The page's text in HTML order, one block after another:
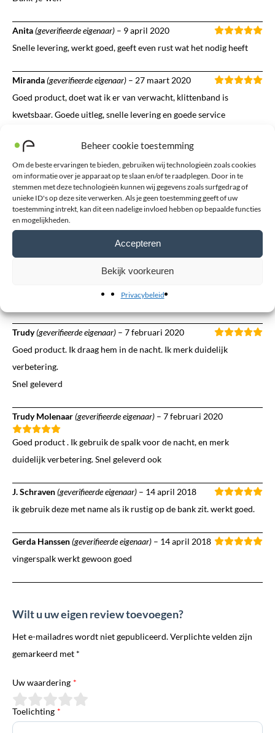
Beheer cookie toestemming
Om de beste ervaringen te bieden, gebruiken wij technologieën zoals cookies
om informatie over je apparaat op te slaan en/of te raadplegen. Door in te
stemmen met deze technologieën kunnen wij gegevens zoals surfgedrag of
unieke ID's op deze site verwerken. Als je geen toestemming geeft of uw
toestemming intrekt, kan dit een nadelige invloed hebben op bepaalde functies
en mogelijkheden.
Accepteren
Bekijk voorkeuren
Privacybeleid
Anita(geverifieerde eigenaar) – 9 april 2020
Snelle levering, werkt goed, geeft even rust wat het nodig heeft
Miranda(geverifieerde eigenaar) – 27 maart 2020
Goed product, doet wat ik er van verwacht, klittenband is
kwetsbaar. Goede uitleg, snelle levering en goede service
Loeke (geverifieerde eigenaar)–27 maart 2020
Dit is mijn 2e setje vingerspalkjes. Bevalt goed. Op zich werkt de
spalk goed voor de triggerfinger dus dat is prettig. Maar de harde
balein sneed al snel met de scherpe rand in de muis van de hand.
Provisorisch met wat duct-tape hersteld en werkt dan prima.
(geverifieerde eigenaar)–17 maart 2020
Snelle levering, werkt wel echter na twee weken gebruik blijft hij
Trudy(geverifieerde eigenaar) – 7 februari 2020
Goed product. Ik draag hem in de nacht. Ik merk duidelijk
verbetering.
Snel geleverd
Trudy Molenaar(geverifieerde eigenaar) – 7 februari 2020
Goed product . Ik gebruik de spalk voor de nacht, en merk
duidelijk verbetering. Snel geleverd ook
J. Schraven(geverifieerde eigenaar) – 14 april 2018
ik gebruik deze met name als ik rustig op de bank zit. werkt goed.
Gerda Hanssen(geverifieerde eigenaar) – 14 april 2018
vingerspalk werkt gewoon goed
Wilt u uw eigen review toevoegen?
Het e-mailadres wordt niet gepubliceerd. Verplichte velden zijn
gemarkeerd met *
Uw waardering *
Toelichting *